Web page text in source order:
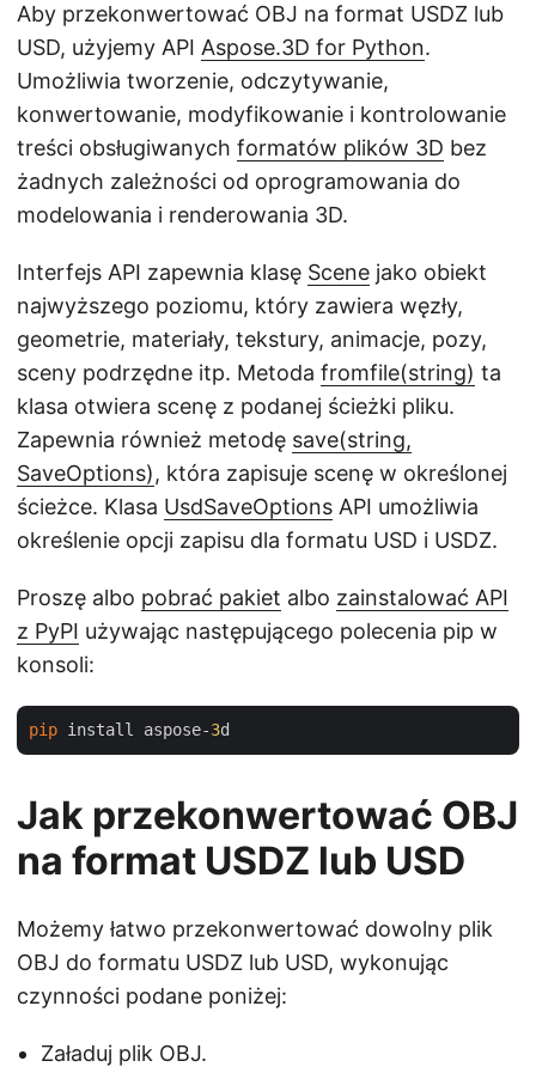
Aby przekonwertować OBJ na format USDZ lub
USD, użyjemy API Aspose.3D for Python.
Umożliwia tworzenie, odczytywanie,
konwertowanie, modyfikowanie i kontrolowanie
treści obsługiwanych formatów plików 3D bez
żadnych zależności od oprogramowania do
modelowania i renderowania 3D.
Interfejs API zapewnia klasę Scene jako obiekt
najwyższego poziomu, który zawiera węzły,
geometrie, materiały, tekstury, animacje, pozy,
sceny podrzędne itp. Metoda fromfile(string) ta
klasa otwiera scenę z podanej ścieżki pliku.
Zapewnia również metodę save(string,
SaveOptions), która zapisuje scenę w określonej
ścieżce. Klasa UsdSaveOptions API umożliwia
określenie opcji zapisu dla formatu USD i USDZ.
Proszę albo pobrać pakiet albo zainstalować API
z PyPI używając następującego polecenia pip w
konsoli:
pip install aspose-3
Jak przekonwertować OBJ
na format USDZ lub USD
Możemy łatwo przekonwertować dowolny plik
OBJ do formatu USDZ lub USD, wykonując
czynności podane poniżej:
Załaduj plik OBJ.